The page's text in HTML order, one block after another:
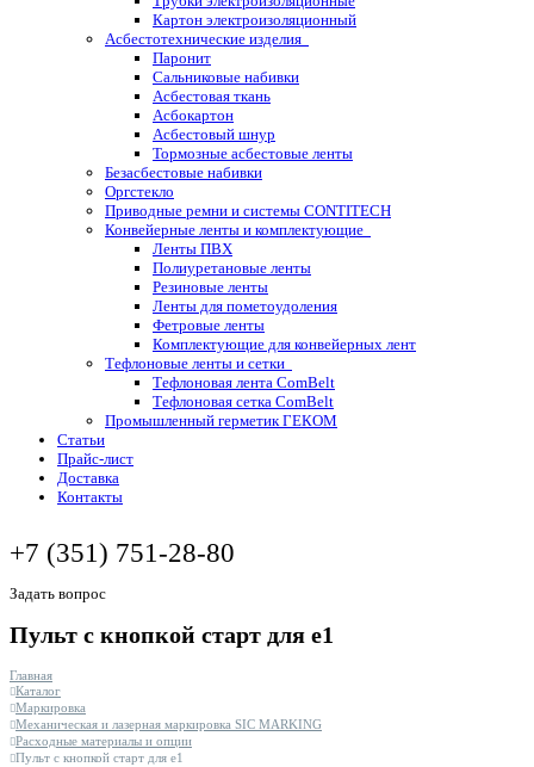
Картон электроизоляционный
Асбестотехнические изделия
Паронит
Сальниковые набивки
Асбестовая ткань
Асбокартон
Асбестовый шнур
Тормозные асбестовые ленты
Безасбестовые набивки
Оргстекло
Приводные ремни и системы CONTITECH
Конвейерные ленты и комплектующие
Ленты ПВХ
Полиуретановые ленты
Резиновые ленты
Ленты для пометоудоления
Фетровые ленты
Комплектующие для конвейерных лент
Тефлоновые ленты и сетки
Тефлоновая лента ComBelt
Тефлоновая сетка ComBelt
Промышленный герметик ГЕКОМ
Статьи
Прайс-лист
Доставка
Контакты
+7 (351) 751-28-80
Задать вопрос
Пульт с кнопкой старт для e1
Главная
Каталог
Маркировка
Механическая и лазерная маркировка SIC MARKING
Расходные материалы и опции
Пульт с кнопкой старт для e1